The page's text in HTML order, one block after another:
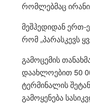
რომლებმაც
მეშჰედიდან ერთ-
რომ „პარასკევს
გამოცემის
დაახლოებით 50
ტერმინალის
გამოყენება